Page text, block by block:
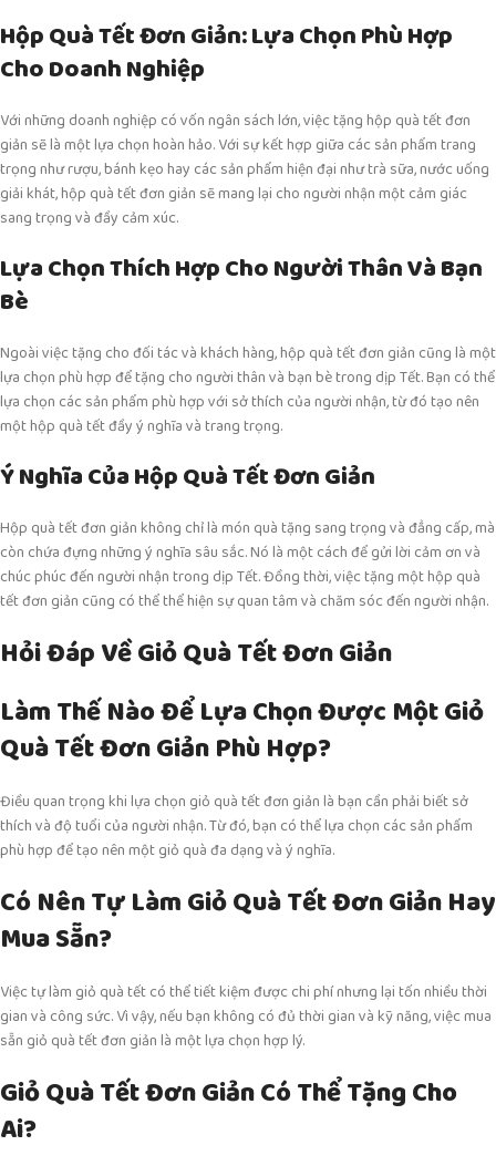
Hộp Quà Tết Đơn Giản: Lựa Chọn Phù Hợp
Cho Doanh Nghiệp
Với những doanh nghiệp có vốn ngân sách lớn, việc tặng hộp quà tết đơn
giản sẽ là một lựa chọn hoàn hảo. Với sự kết hợp giữa các sản phẩm trang
trọng như rượu, bánh kẹo hay các sản phẩm hiện đại như trà sữa, nước uống
giải khát, hộp quà tết đơn giản sẽ mang lại cho người nhận một cảm giác
sang trọng và đầy cảm xúc.
Lựa Chọn Thích Hợp Cho Người Thân Và Bạn
Bè
Ngoài việc tặng cho đối tác và khách hàng, hộp quà tết đơn giản cũng là một
lựa chọn phù hợp để tặng cho người thân và bạn bè trong dịp Tết. Bạn có thể
lựa chọn các sản phẩm phù hợp với sở thích của người nhận, từ đó tạo nên
một hộp quà tết đầy ý nghĩa và trang trọng.
Ý Nghĩa Của Hộp Quà Tết Đơn Giản
Hộp quà tết đơn giản không chỉ là món quà tặng sang trọng và đẳng cấp, mà
còn chứa đựng những ý nghĩa sâu sắc. Nó là một cách để gửi lời cảm ơn và
chúc phúc đến người nhận trong dịp Tết. Đồng thời, việc tặng một hộp quà
tết đơn giản cũng có thể thể hiện sự quan tâm và chăm sóc đến người nhận.
Hỏi Đáp Về Giỏ Quà Tết Đơn Giản
Làm Thế Nào Để Lựa Chọn Được Một Giỏ
Quà Tết Đơn Giản Phù Hợp?
Điều quan trọng khi lựa chọn giỏ quà tết đơn giản là bạn cần phải biết sở
thích và độ tuổi của người nhận. Từ đó, bạn có thể lựa chọn các sản phẩm
phù hợp để tạo nên một giỏ quà đa dạng và ý nghĩa.
Có Nên Tự Làm Giỏ Quà Tết Đơn Giản Hay
Mua Sẵn?
Việc tự làm giỏ quà tết có thể tiết kiệm được chi phí nhưng lại tốn nhiều thời
gian và công sức. Vì vậy, nếu bạn không có đủ thời gian và kỹ năng, việc mua
sẵn giỏ quà tết đơn giản là một lựa chọn hợp lý.
Giỏ Quà Tết Đơn Giản Có Thể Tặng Cho
Ai?